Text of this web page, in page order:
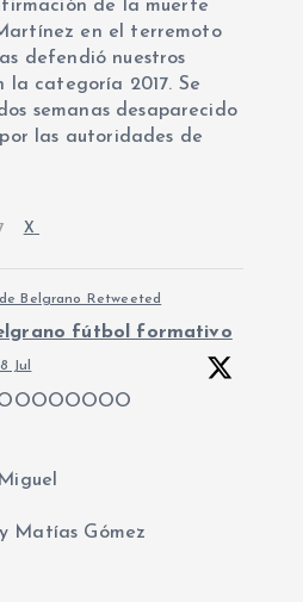
de la muerte
en el terremoto
defendió nuestros
la categoría 2017. Se
semanas desaparecido
las autoridades de
X
Belgrano Retweeted
fútbol formativo
8 Jul
Matías Gómez